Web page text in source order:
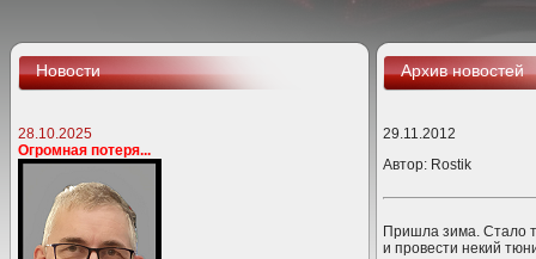
Новости
28.10.2025
Огромная потеря...
Архив новостей
29.11.2012
Автор: Rostik
Пришла зима. Стало
и провести некий